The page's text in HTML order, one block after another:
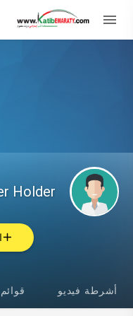
Holder
أشرطة فيديو